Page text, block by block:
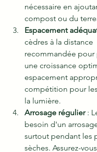
nécessaire en
compost ou du
Espacement
cèdres à la distance
recommandée pour
une croissance
espacement
compétition pour
la lumière.
Arrosage régulier :
besoin d'un
surtout pendant les
sèches. Assurez-